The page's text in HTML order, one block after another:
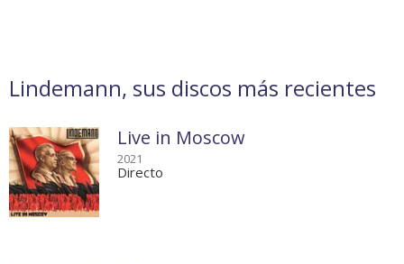
Lindemann, sus discos más recientes
Live in Moscow
2021
Directo